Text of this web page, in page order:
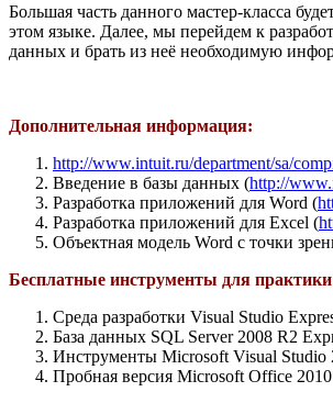
Большая часть данного мастер-класса
этом языке. Далее, мы перейдем к
данных и брать из неё необходимую
Дополнительная информация:
http://www.intuit.ru/department/sa/
Введение в базы данных (http://
Разработка приложений для Word (
Разработка приложений для Excel (
Объектная модель Word с точки
Бесплатные инструменты для
Среда разработки Visual Studio
База данных SQL Server 2008 R2
Инструменты Microsoft Visual
Пробная версия Microsoft Office